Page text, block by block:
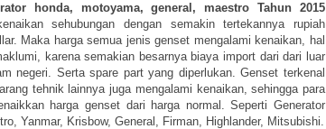
honda, motoyama, general, maestro Tahun 2015
sehubungan dengan semakin tertekannya rupiah
Maka harga semua jenis genset mengalami kenaikan, hal
karena semakian besarnya biaya import dari dari luar
negeri. Serta spare part yang diperlukan. Genset terkenal
tehnik lainnya juga mengalami kenaikan, sehingga para
harga genset dari harga normal. Seperti Generator
Yanmar, Krisbow, General, Firman, Highlander, Mitsubishi.